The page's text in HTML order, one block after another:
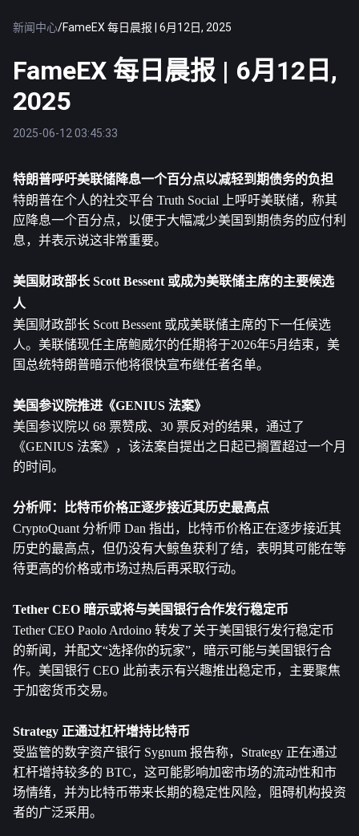
新闻中心/FameEX 每日晨报 | 6月12日, 2025
FameEX 每日晨报 | 6月12日,
2025
2025-06-12 03:45:33
特朗普呼吁美联储降息一个百分点以减轻到期债务的负担
特朗普在个人的社交平台 Truth Social 上呼吁美联储，称其
应降息一个百分点，以便于大幅减少美国到期债务的应付利
息，并表示说这非常重要。
美国财政部长 Scott Bessent 或成为美联储主席的主要候选
人
美国财政部长 Scott Bessent 或成美联储主席的下一任候选
人。美联储现任主席鲍威尔的任期将于2026年5月结束，美
国总统特朗普暗示他将很快宣布继任者名单。
美国参议院推进《GENIUS 法案》
美国参议院以 68 票赞成、30 票反对的结果，通过了
《GENIUS 法案》，该法案自提出之日起已搁置超过一个月
的时间。
分析师： 比特币价格正逐步接近其历史最高点
CryptoQuant 分析师 Dan 指出，比特币价格正在逐步接近其
历史的最高点，但仍没有大鲸鱼获利了结，表明其可能在等
待更高的价格或市场过热后再采取行动。
Tether CEO 暗示或将与美国银行合作发行稳定币
Tether CEO Paolo Ardoino 转发了关于美国银行发行稳定币
的新闻，并配文“选择你的玩家”，暗示可能与美国银行合
作。美国银行 CEO 此前表示有兴趣推出稳定币，主要聚焦
于加密货币交易。
Strategy 正通过杠杆增持比特币
受监管的数字资产银行 Sygnum 报告称，Strategy 正在通过
杠杆增持较多的 BTC，这可能影响加密市场的流动性和市
场情绪，并为比特币带来长期的稳定性风险，阻碍机构投资
者的广泛采用。